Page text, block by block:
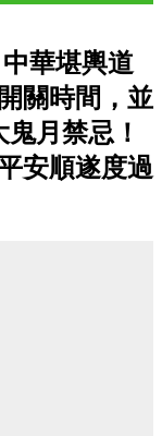
華堪輿道
關時間，並
月禁忌！
安順遂度過